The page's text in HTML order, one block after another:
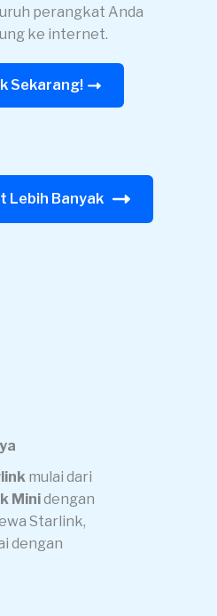
perangkat Anda
ke internet.
Sekarang!
Lebih Banyak
mulai dari
Minidengan
Starlink,
dengan